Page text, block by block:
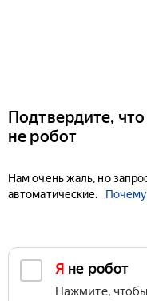
Подтвердите,
не робот
Нам очень жаль, но
автоматические.
Почему
Я не робот
Нажмите,